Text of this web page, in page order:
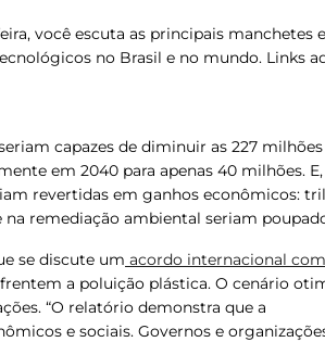
você escuta as principais manchetes e
no Brasil e no mundo. Links
capazes de diminuir as 227
em 2040 para apenas 40 milhões.
revertidas em ganhos econômicos:
remediação ambiental seriam
se discute um acordo internacional com
a poluição plástica. O cenário
“O relatório demonstra que a
e sociais. Governos e